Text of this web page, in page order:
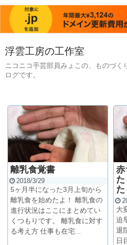
浮雲工房の工作室
ニコニコ手芸部員みょこの、ものづく
ログです。
離乳食覚書
2018/3/29
5ヶ月半になった3月上旬から
離乳食を始めたよ！ 離乳食の
進行状況はここにまとめてい
くつもりです。 離乳食に対す
る考え方 仕事も在宅...
赤
大
迫
退
日